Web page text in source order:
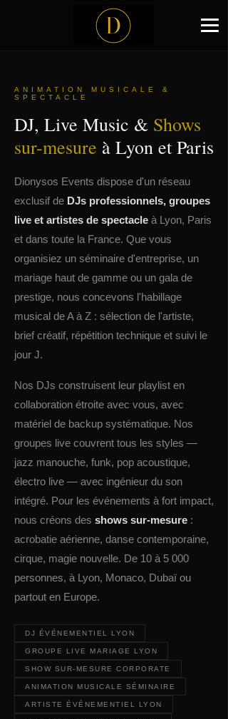
ANIMATION MUSICALE &
SPECTACLE
DJ, Live Music & Shows
sur-mesure à Lyon et Paris
Dionysos Events dispose d'un réseau
exclusif de DJs professionnels, groupes
live et artistes de spectacle à Lyon, Paris
et dans toute la France. Que vous
organisiez un séminaire d'entreprise, un
mariage haut de gamme ou un gala de
prestige, nous concevons l'habillage
musical de A à Z : sélection de l'artiste,
brief créatif, répétition technique et suivi le
jour J.
Nos DJs construisent leur playlist en
collaboration étroite avec vous, avec
matériel de backup systématique. Nos
groupes live couvrent tous les styles —
jazz manouche, funk, pop acoustique,
électro live — avec ingénieur du son
intégré. Pour les événements à fort impact,
nous créons des shows sur-mesure :
acrobatie aérienne, danse contemporaine,
cirque, magie nouvelle. De 10 à 5 000
personnes, à Lyon, Monaco, Dubaï ou
partout en Europe.
DJ ÉVÉNEMENTIEL LYON
GROUPE LIVE MARIAGE LYON
SHOW SUR-MESURE CORPORATE
ANIMATION MUSICALE SÉMINAIRE
ARTISTE ÉVÉNEMENTIEL LYON